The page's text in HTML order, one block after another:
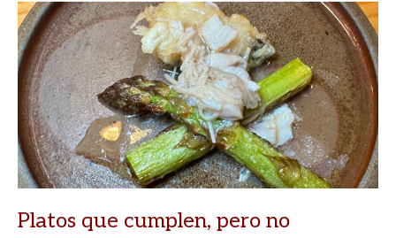
Platos que cumplen, pero no